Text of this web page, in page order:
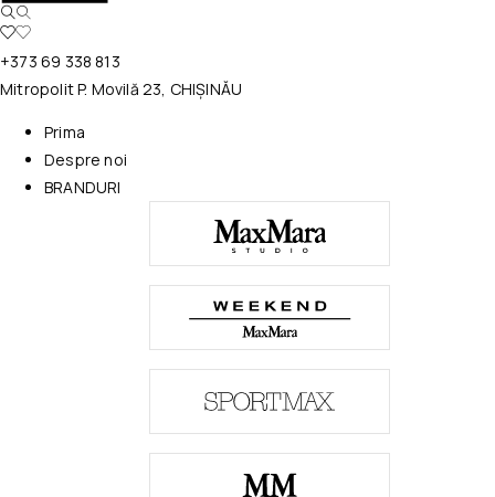
+373 69 338 813
Mitropolit P. Movilă 23, CHIȘINĂU
Prima
Despre noi
BRANDURI